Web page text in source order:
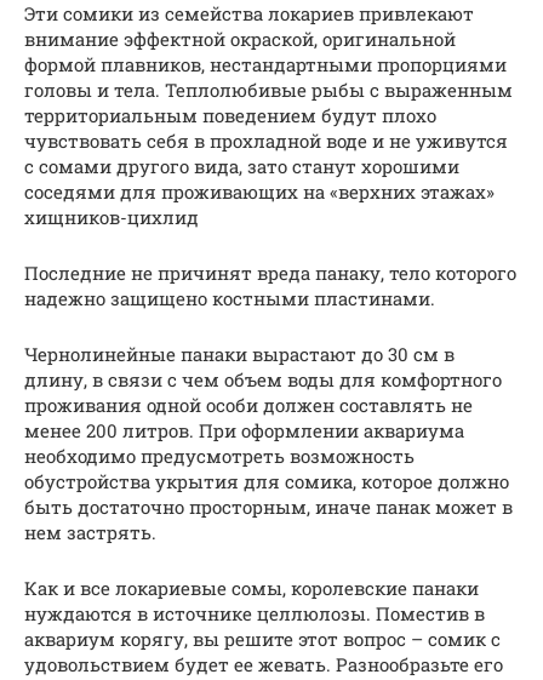
Эти сомики из семейства локариев привлекают
внимание эффектной окраской, оригинальной
формой плавников, нестандартными пропорциями
головы и тела. Теплолюбивые рыбы с выраженным
территориальным поведением будут плохо
чувствовать себя в прохладной воде и не уживутся
с сомами другого вида, зато станут хорошими
соседями для проживающих на «верхних этажах»
хищников-цихлид
Последние не причинят вреда панаку, тело которого
надежно защищено костными пластинами.
Чернолинейные панаки вырастают до 30 см в
длину, в связи с чем объем воды для комфортного
проживания одной особи должен составлять не
менее 200 литров. При оформлении аквариума
необходимо предусмотреть возможность
обустройства укрытия для сомика, которое должно
быть достаточно просторным, иначе панак может в
нем застрять.
Как и все локариевые сомы, королевские панаки
нуждаются в источнике целлюлозы. Поместив в
аквариум корягу, вы решите этот вопрос – сомик с
удовольствием будет ее жевать. Разнообразьте его